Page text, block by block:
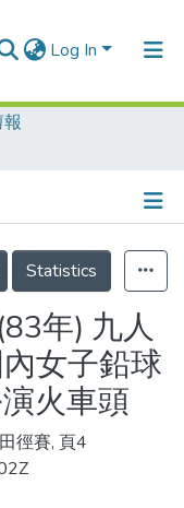
Log In
Statistics
年) 九人
女子鉛球
火車頭
徑賽, 頁4